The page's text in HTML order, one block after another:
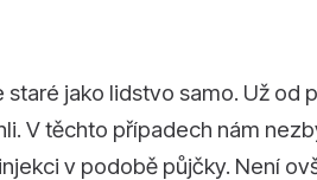
jako lidstvo samo. Už od
V těchto případech nám
v podobě půjčky. Není